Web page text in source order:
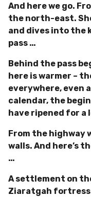
And here we go.
the north-east.
and dives into the
pass …
Behind the pass
here is warmer –
everywhere, even
calendar, the
have ripened for a
From the highway
walls. And here’s
…
A settlement on
Ziaratgah fortress